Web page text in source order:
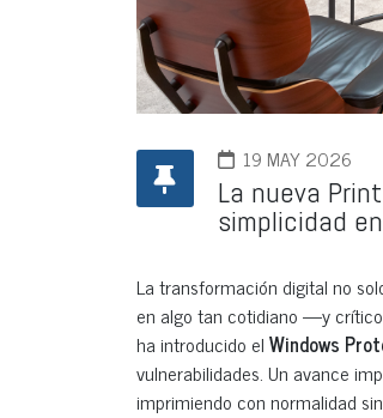
19 MAY 2026
La nueva
simplicidad
La transformación digital no
en algo tan cotidiano —y
ha introducido elWindows
vulnerabilidades. Un avance
imprimiendo con normalidad